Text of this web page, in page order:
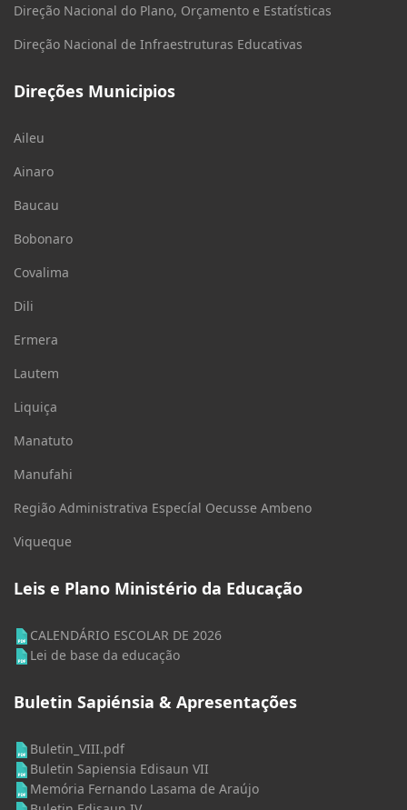
Direção Nacional do Plano, Orçamento e Estatísticas
Direção Nacional de Infraestruturas Educativas
Direções Municipios
Aileu
Ainaro
Baucau
Bobonaro
Covalima
Dili
Ermera
Lautem
Liquiça
Manatuto
Manufahi
Região Administrativa Especíal Oecusse Ambeno
Viqueque
Leis e Plano Ministério da Educação
CALENDÁRIO ESCOLAR DE 2026
Lei de base da educação
Buletin Sapiénsia & Apresentações
Buletin_VIII.pdf
Buletin Sapiensia Edisaun VII
Memória Fernando Lasama de Araújo